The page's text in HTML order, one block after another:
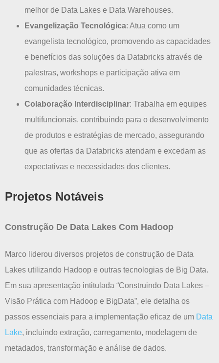
melhor de Data Lakes e Data Warehouses.
Evangelização Tecnológica: Atua como um
evangelista tecnológico, promovendo as capacidades
e benefícios das soluções da Databricks através de
palestras, workshops e participação ativa em
comunidades técnicas.
Colaboração Interdisciplinar: Trabalha em equipes
multifuncionais, contribuindo para o desenvolvimento
de produtos e estratégias de mercado, assegurando
que as ofertas da Databricks atendam e excedam as
expectativas e necessidades dos clientes.
Projetos Notáveis
Construção De Data Lakes Com Hadoop
Marco liderou diversos projetos de construção de Data
Lakes utilizando Hadoop e outras tecnologias de Big Data.
Em sua apresentação intitulada “Construindo Data Lakes –
Visão Prática com Hadoop e BigData”, ele detalha os
passos essenciais para a implementação eficaz de um Data
Lake, incluindo extração, carregamento, modelagem de
metadados, transformação e análise de dados.